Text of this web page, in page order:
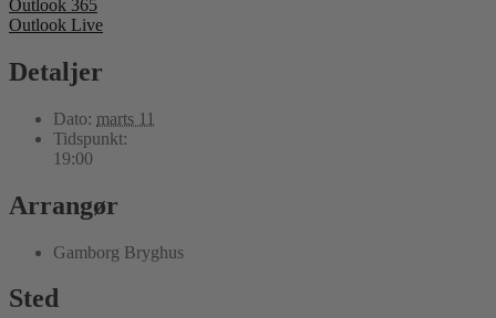
Outlook 365
Outlook Live
Detaljer
Dato: marts 11
Tidspunkt:
19:00
Arrangør
Gamborg Bryghus
Sted